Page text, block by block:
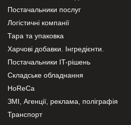
Постачальники послуг
Логістичні компанії
Тара та упаковка
Харчові добавки. Інгредієнти.
Постачальники IT-рішень
Складське обладнання
HoReCa
ЗМІ, Агенції, реклама, поліграфія
Транспорт